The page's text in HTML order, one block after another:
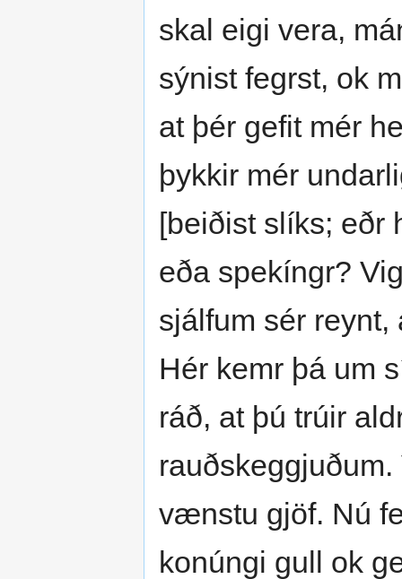
skal eigi vera,
sýnist fegrst, ok
at þér gefit mér
þykkir mér
[beiðist slíks; eðr
eða spekíngr?
sjálfum sér
Hér kemr þá um
ráð, at þú trúir
vænstu gjöf. Nú
konúngi gull ok